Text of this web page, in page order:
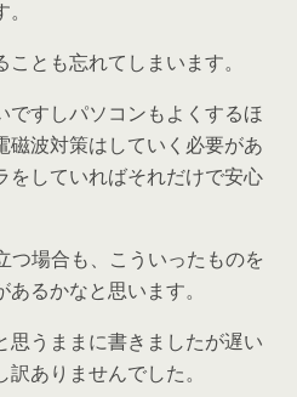
とも忘れてしまいます。
すしパソコンもよくするほ
磁波対策はしていく必要があ
をしていればそれだけで安心
つ場合も、こういったものを
るかなと思います。
思うままに書きましたが遅い
ありませんでした。